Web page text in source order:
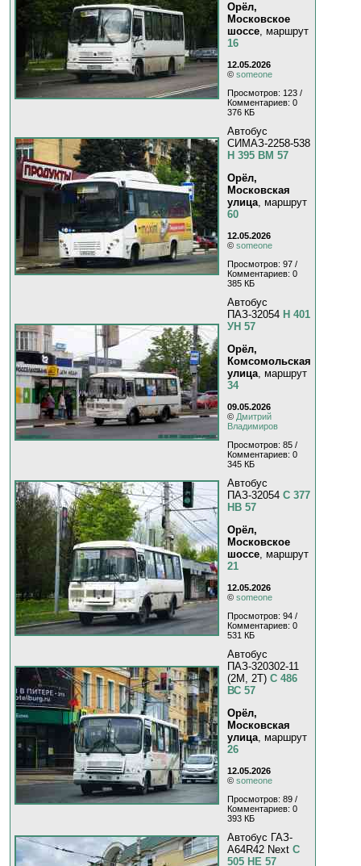
Орёл,
Московское
шоссе, маршрут
16
12.05.2026
© someone
Просмотров: 123 /
Комментариев: 0
376 КБ
Автобус
СИМАЗ-2258-538
Н 395 ВМ 57
Орёл,
Московская
улица, маршрут
60
12.05.2026
© someone
Просмотров: 97 /
Комментариев: 0
385 КБ
Автобус
ПАЗ-32054 Н 401
УН 57
Орёл,
Комсомольская
улица, маршрут
34
09.05.2026
© Дмитрий
Владимиров
Просмотров: 85 /
Комментариев: 0
345 КБ
Автобус
ПАЗ-32054 С 377
НВ 57
Орёл,
Московское
шоссе, маршрут
21
12.05.2026
© someone
Просмотров: 94 /
Комментариев: 0
531 КБ
Автобус
ПАЗ-320302-11
(2M, 2T) С 486
ВС 57
Орёл,
Московская
улица, маршрут
26
12.05.2026
© someone
Просмотров: 89 /
Комментариев: 0
393 КБ
Автобус ГАЗ-
A64R42 Next С
505 НЕ 57